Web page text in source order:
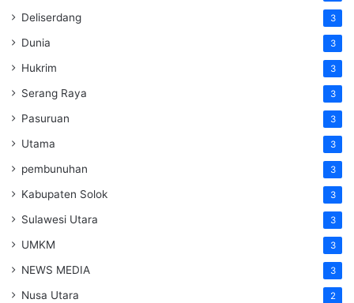
Deliserdang 3
Dunia 3
Hukrim 3
Serang Raya 3
Pasuruan 3
Utama 3
pembunuhan 3
Kabupaten Solok 3
Sulawesi Utara 3
UMKM 3
NEWS MEDIA 3
Nusa Utara 2